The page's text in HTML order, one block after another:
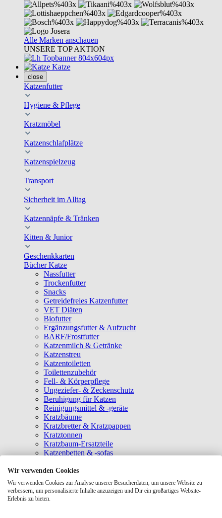
Alle Marken anschauen
UNSERE TOP AKTION
Katze
close
Katzenfutter
Hygiene & Pflege
Kratzmöbel
Katzenschlafplätze
Katzenspielzeug
Transport
Sicherheit im Alltag
Katzennäpfe & Tränken
Kitten & Junior
Geschenkkarten
Bücher Katze
Nassfutter
Trockenfutter
Snacks
Getreidefreies Katzenfutter
VET Diäten
Biofutter
Ergänzungsfutter & Aufzucht
BARF/Frostfutter
Katzenmilch & Getränke
Katzenstreu
Katzentoiletten
Toilettenzubehör
Fell- & Körperpflege
Ungeziefer- & Zeckenschutz
Beruhigung für Katzen
Reinigungsmittel & -geräte
Kratzbäume
Kratzbretter & Kratzpappen
Kratztonnen
Kratzbaum-Ersatzteile
Katzenbetten & -sofas
Katzenhäuser
Hängematten & Fensterliegeplätze
Katzendecken & -matten
Baldrian- & Catnipspielzeug
Wir verwenden Cookies
Wir verwenden Cookies zur Analyse unserer Besucherdaten, um unsere Website zu
verbessern, um personalisierte Inhalte anzuzeigen und Dir ein großartiges Website-
Erlebnis zu bieten.